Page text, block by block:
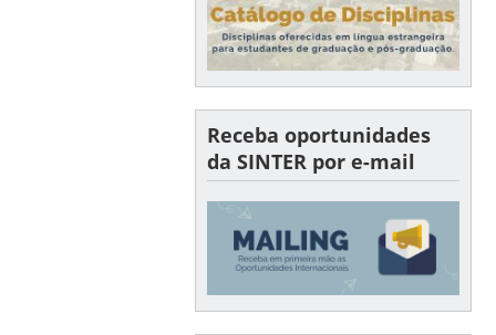
Receba oportunidades
da SINTER por e-mail